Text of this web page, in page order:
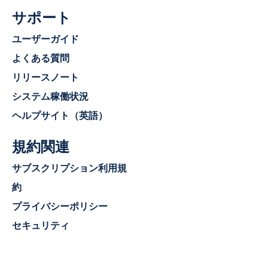
サポート
ユーザーガイド
よくある質問
リリースノート
システム稼働状況
ヘルプサイト（英語）
規約関連
サブスクリプション利用規
約
プライバシーポリシー
セキュリティ